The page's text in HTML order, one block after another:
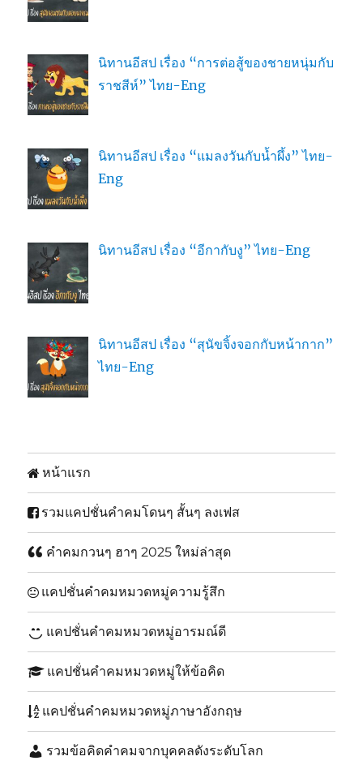
นิทานอีสป เรื่อง “การต่อสู้ของชายหนุ่มกับ
ราชสีห์” ไทย-Eng
นิทานอีสป เรื่อง “แมลงวันกับน้ำผึ้ง” ไทย-
Eng
นิทานอีสป เรื่อง “อีกากับงู” ไทย-Eng
นิทานอีสป เรื่อง “สุนัขจิ้งจอกกับหน้ากาก”
ไทย-Eng
หน้าแรก
รวมแคปชั่นคำคมโดนๆ สั้นๆ ลงเฟส
คำคมกวนๆ ฮาๆ 2025 ใหม่ล่าสุด
แคปชั่นคำคมหมวดหมู่ความรู้สึก
แคปชั่นคำคมหมวดหมู่อารมณ์ดี
แคปชั่นคำคมหมวดหมู่ให้ข้อคิด
แคปชั่นคำคมหมวดหมู่ภาษาอังกฤษ
รวมข้อคิดคำคมจากบุคคลดังระดับโลก